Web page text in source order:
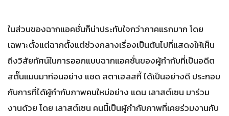
ในส่วนของฉากแอคชั่นก็น่าประทับใจกว่าภาคแรกมาก โดย
เฉพาะตั้งแต่ฉากตั้งแต่ช่วงกลางเรื่องเป็นต้นไปที่แสดงให้เห็น
ถึงวิสัยทัศน์ในการออกแบบฉากแอคชั่นของผู้กำกับที่เป็นอดีต
สตั๊นแมนมาก่อนอย่าง แชด สตาเฮลสกี้ ได้เป็นอย่างดี ประกอบ
กับการที่ได้ผู้กำกับภาพคนใหม่อย่าง แดน เลาสต์เซน มาร่วม
งานด้วย โดย เลาสต์เซน คนนี้เป็นผู้กำกับภาพที่เคยร่วมงานกับ